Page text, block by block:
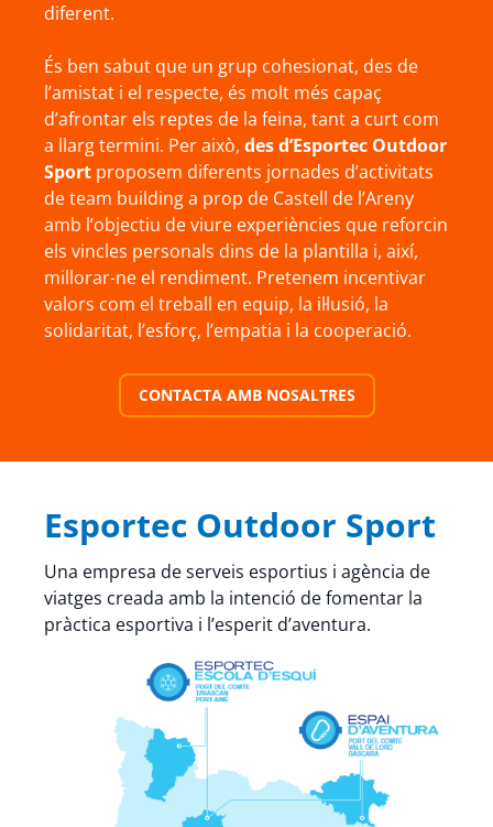
diferent.
És ben sabut que un grup cohesionat, des de
l’amistat i el respecte, és molt més capaç
d’afrontar els reptes de la feina, tant a curt com
a llarg termini. Per això, des d’Esportec Outdoor
Sport proposem diferents jornades d’activitats
de team building a prop de Castell de l’Areny
amb l’objectiu de viure experiències que reforcin
els vincles personals dins de la plantilla i, així,
millorar-ne el rendiment. Pretenem incentivar
valors com el treball en equip, la il·lusió, la
solidaritat, l’esforç, l’empatia i la cooperació.
CONTACTA AMB NOSALTRES
Esportec Outdoor Sport
Una empresa de serveis esportius i agència de
viatges creada amb la intenció de fomentar la
pràctica esportiva i l’esperit d’aventura.